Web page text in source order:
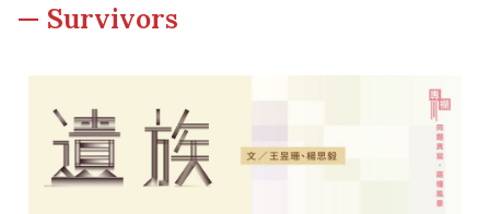
Photo Gallery
Fellows of the College
— Survivors